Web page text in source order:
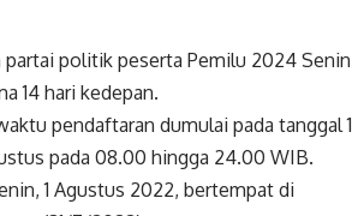
partai politik peserta Pemilu 2024 Senin
14 hari kedepan.
pendaftaran dumulai pada tanggal 1
pada 08.00 hingga 24.00 WIB.
1 Agustus 2022, bertempat di